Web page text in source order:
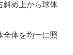
斜め上から球体
体を均一に照